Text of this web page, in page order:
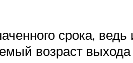
срока, ведь
возраст